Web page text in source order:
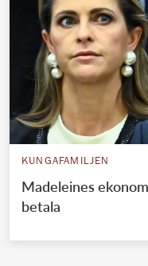
KUNGAFAMILJEN
Madeleines
betala